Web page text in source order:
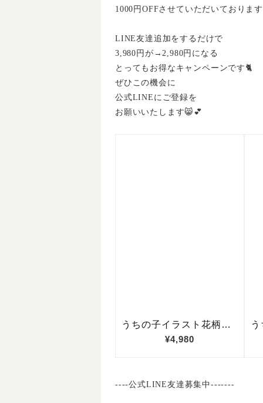
1000円OFFさせていただいておりま
LINE友達追加をするだけで
3,980円が→2,980円になる
とってもお得なキャンペーンです🐈
ぜひこの機会に
公式LINEにご登録を
お願いいたします😸💕
----公式LINE友達募集中-------